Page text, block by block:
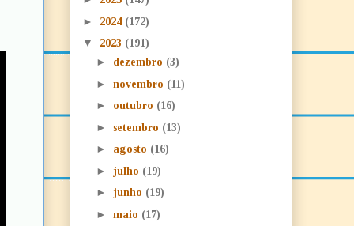
► 2024 (172)
▼ 2023 (191)
► dezembro (3)
► novembro (11)
► outubro (16)
► setembro (13)
► agosto (16)
► julho (19)
► junho (19)
► maio (17)